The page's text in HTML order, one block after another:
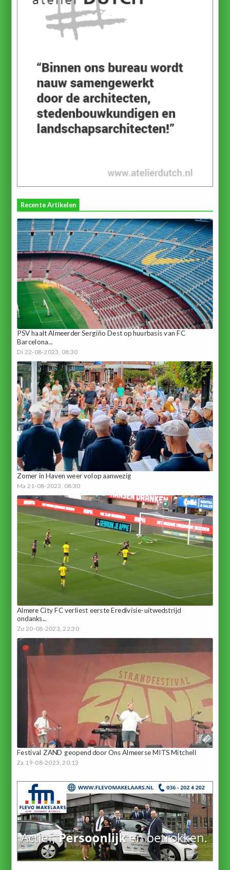
Recente Artikelen
PSV haalt Almeerder Sergiño Dest op huurbasis van FC
Barcelona...
Di 22-08-2023, 08:30
Zomer in Haven weer volop aanwezig
Ma 21-08-2023, 08:30
Almere City FC verliest eerste Eredivisie-uitwedstrijd
ondanks...
Zo 20-08-2023, 22:30
Festival ZAND geopend door Ons Almeerse MITS Mitchell
Za 19-08-2023, 20:13